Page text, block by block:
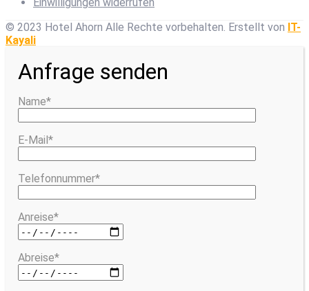
Einwilligungen widerrufen
© 2023 Hotel Ahorn Alle Rechte vorbehalten. Erstellt von IT-
Kayali
Anfrage senden
Name*
E-Mail*
Telefonnummer*
Anreise*
Abreise*